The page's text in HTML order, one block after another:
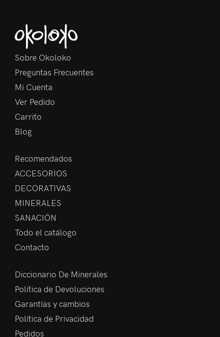
Sobre Okoloko
Preguntas Frecuentes
Mi Cuenta
Ver Pedido
Carrito
Blog
Recomendados
ACCESORIOS
DECORATIVAS
MINERALES
SANACIÓN
Todo el catálogo
Contacto
Diccionario De Minerales
Política de Devoluciones
Garantías y cambios
Política de Privacidad
Pedidos